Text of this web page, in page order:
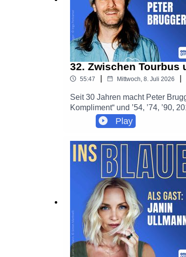
32. Zwischen Tourbus
55:47 Mittwoch, 8. Juli 2026
Seit 30 Jahren macht Peter
Kompliment“ und ’54, ’74,
Bandjubiläum spricht er mit
Play